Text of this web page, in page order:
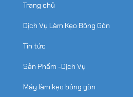
Trang chủ
Dịch Vụ Làm Kẹo Bông Gòn
Tin tức
Sản Phẩm -Dịch Vụ
Máy làm kẹo bông gòn